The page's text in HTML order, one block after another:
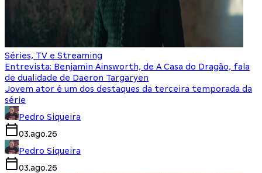
Séries, TV e Streaming
Entrevista: Benjamin Ainsworth, de A Casa do Dragão, fala
de dualidade de Daeron Targaryen
Jovem ator é um dos destaques da terceira temporada da
série
Pedro Siqueira
03.ago.26
Pedro Siqueira
03.ago.26